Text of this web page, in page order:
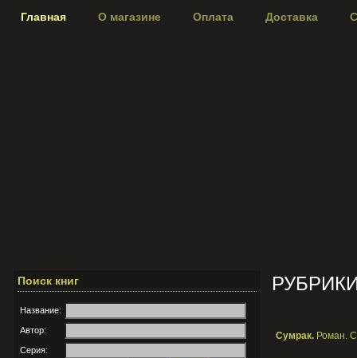
Главная О магазине Оплата Доставка
Поиск книг
Название:
Автор:
Серия:
Сумрак. Роман.